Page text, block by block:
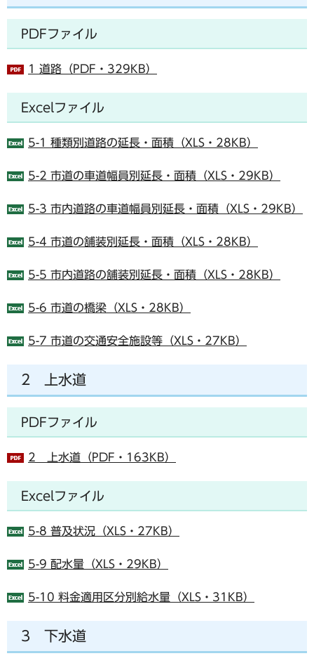
PDFファイル
1 道路（PDF・329KB）
Excelファイル
5-1 種類別道路の延長・面積（XLS・28KB）
5-2 市道の車道幅員別延長・面積（XLS・29KB）
5-3 市内道路の車道幅員別延長・面積（XLS・29KB）
5-4 市道の舗装別延長・面積（XLS・28KB）
5-5 市内道路の舗装別延長・面積（XLS・28KB）
5-6 市道の橋梁（XLS・28KB）
5-7 市道の交通安全施設等（XLS・27KB）
2 上水道
PDFファイル
2 上水道（PDF・163KB）
Excelファイル
5-8 普及状況（XLS・27KB）
5-9 配水量（XLS・29KB）
5-10 料金適用区分別給水量（XLS・31KB）
3 下水道